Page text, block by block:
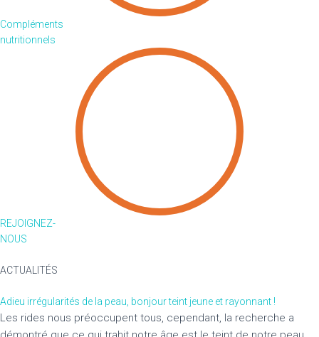
Compléments
nutritionnels
REJOIGNEZ-
NOUS
ACTUALITÉS
Adieu irrégularités de la peau, bonjour teint jeune et rayonnant !
Les rides nous préoccupent tous, cependant, la recherche a